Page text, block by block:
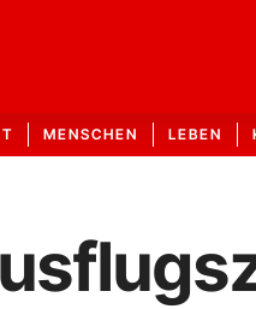
MENSCHEN LEBEN